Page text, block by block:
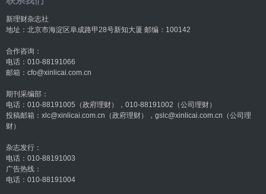
新理财杂志社
地址：北京市海淀区阜成路甲28号新知大厦 邮编：100142
合作咨询：
电话：010-88191066
邮箱：cfo@xinlicai.com.cn
期刊采编部：
电话：010-88191005（政府理财），010-88191002（公司理财）
投稿邮箱：xlc@xinlicai.com.cn（政府理财），gslc@xinlicai.com.cn（公司理
财）
杂志发行：
电话：010-88191003
广告热线：
电话：010-88191004